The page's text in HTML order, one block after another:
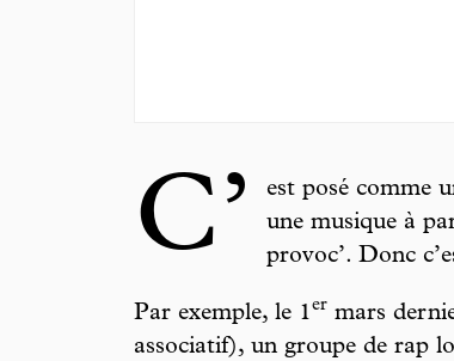
C’
est posé comme
une musique à
provoc’. Donc
Par exemple, le 1er mars
associatif), un groupe de rap